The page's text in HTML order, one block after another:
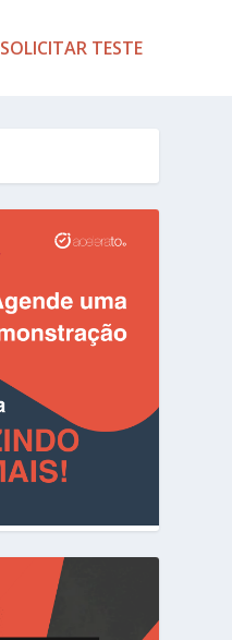
SOLICITAR TESTE